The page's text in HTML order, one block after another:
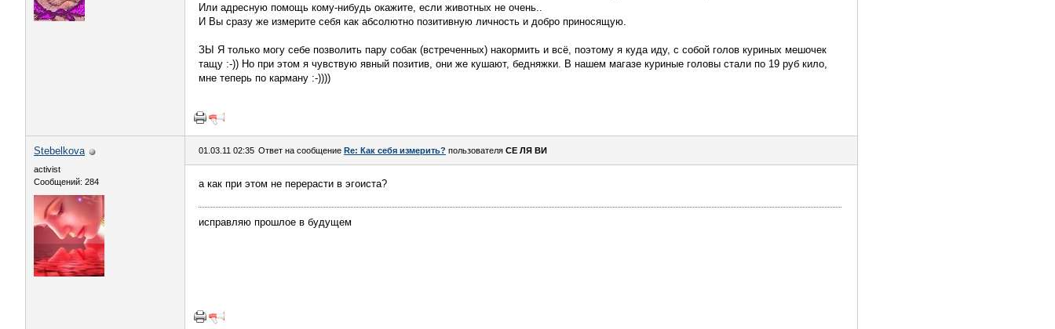
Или адресную помощь кому-нибудь окажите, если животных не очень..
И Вы сразу же измерите себя как абсолютно позитивную личность и добро приносящую.
ЗЫ Я только могу себе позволить пару собак (встреченных) накормить и всё, поэтому я куда иду, с собой голов куриных мешочек
тащу :-)) Но при этом я чувствую явный позитив, они же кушают, бедняжки. В нашем магазе куриные головы стали по 19 руб кило,
мне теперь по карману :-))))
Stebelkova
activist
Сообщений: 284
01.03.11 02:35 Ответ на сообщение Re: Как себя измерить? пользователя СЕ ЛЯ ВИ
а как при этом не перерасти в эгоиста?
исправляю прошлое в будущем